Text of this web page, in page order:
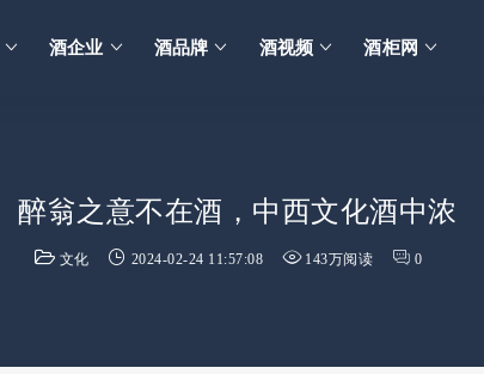
酒企业 酒品牌 酒视频 酒柜网
醉翁之意不在酒，中西文化酒中浓
文化 2024-02-24 11:57:08 143万阅读 0